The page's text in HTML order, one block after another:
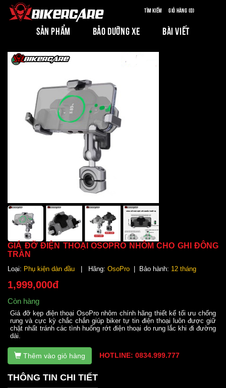
Tìm kiếm Giỏ hàng (0)
SẢN PHẨM BẢO DƯỠNG XE BÀI VIẾT
GIÁ ĐỠ ĐIỆN THOẠI OSOPRO NHÔM CHO GHI ĐÔNG
TRẦN
Loại: Phụ kiện dàn đầu | Hãng: OsoPro | Bảo hành: 12 tháng
1,999,000đ
Còn hàng
Giá đỡ kẹp điện thoại OsoPro nhôm chính hãng thiết kế tối ưu chống
rung và cực kỳ chắc chắn giúp biker tự tin điện thoại luôn được giữ
chặt nhất tránh các tình huống rớt điện thoại do rung lắc khi đi đường
dài.
Thêm vào giỏ hàng HOTLINE: 0834.999.777
THÔNG TIN CHI TIẾT